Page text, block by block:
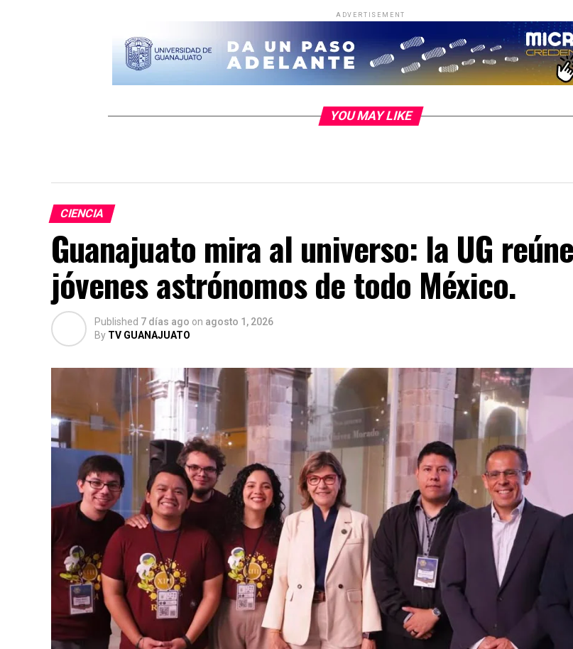
ADVERTISEMENT
YOU MAY LIKE
CIENCIA
Guanajuato mira al universo: la UG
jóvenes astrónomos de todo México.
Published 7 días ago on agosto 1, 2026
By TV GUANAJUATO